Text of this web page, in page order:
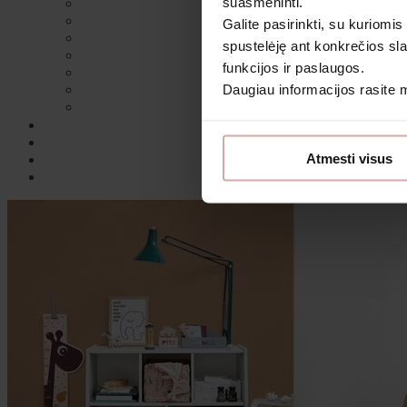
Galite pasirinkti, su
spustelėję ant konkrečios
funkcijos ir paslaugos.
Daugiau informacijos rasite
Atmesti visus
Daugiau